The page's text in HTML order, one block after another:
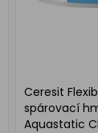
Ceresit
spárovací
Aquastatic